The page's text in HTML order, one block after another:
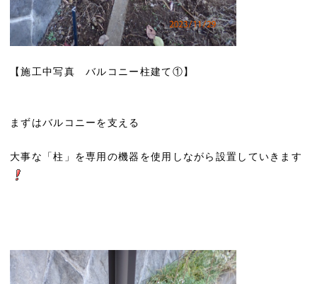
【施工中写真 バルコニー柱建て①】
まずはバルコニーを支える
大事な「柱」を専用の機器を使用しながら設置していきます